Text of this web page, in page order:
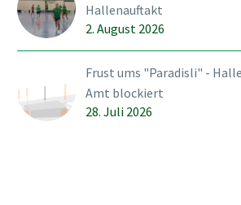
Hallenauftakt
2. August 2026
Frust ums "Paradisli" -
Amt blockiert
28. Juli 2026